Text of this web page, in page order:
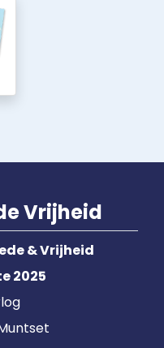
Vrijheid
& Vrijheid
2025